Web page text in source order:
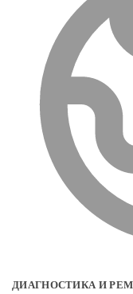
ДИАГНОСТИКА И